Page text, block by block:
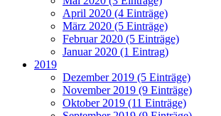
April 2020 (4 Einträge)
März 2020 (5 Einträge)
Februar 2020 (5 Einträge)
Januar 2020 (1 Eintrag)
2019
Dezember 2019 (5 Einträge)
November 2019 (9 Einträge)
Oktober 2019 (11 Einträge)